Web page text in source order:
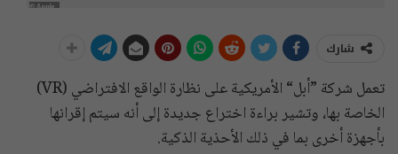
شارك
تعمل شركة ”أبل“ الأمريكية على نظارة الواقع الافتراضي (VR)
الخاصة بها، وتشير براءة اختراع جديدة إلى أنه سيتم إقرانها
بأجهزة أخرى بما في ذلك الأحذية الذكية.